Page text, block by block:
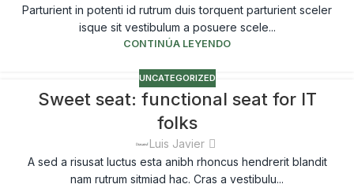
Parturient in potenti id rutrum duis torquent parturient sceler
isque sit vestibulum a posuere scele...
CONTINÚA LEYENDO
UNCATEGORIZED
Sweet seat: functional seat for IT
folks
Luis Javier
A sed a risusat luctus esta anibh rhoncus hendrerit blandit
nam rutrum sitmiad hac. Cras a vestibulu...